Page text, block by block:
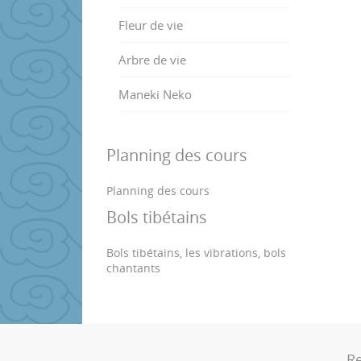
Fleur de vie
Arbre de vie
Maneki Neko
Planning des cours
Planning des cours
Bols tibétains
Bols tibétains, les vibrations, bols
chantants